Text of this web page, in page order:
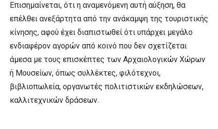
Επισημαίνεται, ότι η αναμενόμενη αυτή αύξηση, θα
επέλθει ανεξάρτητα από την ανάκαμψη της τουριστικής
κίνησης, αφού έχει διαπιστωθεί ότι υπάρχει μεγάλο
ενδιαφέρον αγορών από κοινό που δεν σχετίζεται
άμεσα με τους επισκέπτες των Αρχαιολογικών Χώρων
ή Μουσείων, όπως συλλέκτες, φιλότεχνοι,
βιβλιοπωλεία, οργανωτές πολιτιστικών εκδηλώσεων,
καλλιτεχνικών δράσεων.